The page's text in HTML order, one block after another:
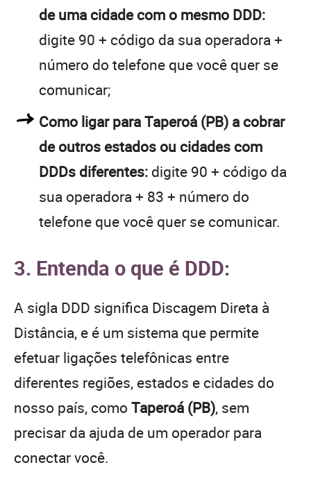
de uma cidade com o mesmo DDD:
digite 90 + código da sua operadora +
número do telefone que você quer se
comunicar;
Como ligar para Taperoá (PB) a cobrar
de outros estados ou cidades com
DDDs diferentes: digite 90 + código da
sua operadora + 83 + número do
telefone que você quer se comunicar.
3. Entenda o que é DDD:
A sigla DDD significa Discagem Direta à
Distância, e é um sistema que permite
efetuar ligações telefônicas entre
diferentes regiões, estados e cidades do
nosso país, como Taperoá (PB), sem
precisar da ajuda de um operador para
conectar você.